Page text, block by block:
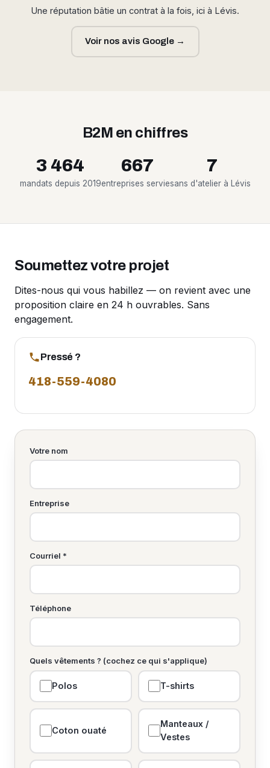
Une réputation bâtie un contrat à la fois, ici à Lévis.
Voir nos avis Google →
B2M en chiffres
3 464
mandats depuis 2019
667
entreprises servies
7
ans d'atelier à Lévis
Soumettez votre projet
Dites-nous qui vous habillez — on revient avec une
proposition claire en 24 h ouvrables. Sans
engagement.
Pressé ?
418-559-4080
Votre nom
Entreprise
Courriel *
Téléphone
Quels vêtements ? (cochez ce qui s'applique)
Polos T-shirts
Coton ouaté
Manteaux /
Vestes